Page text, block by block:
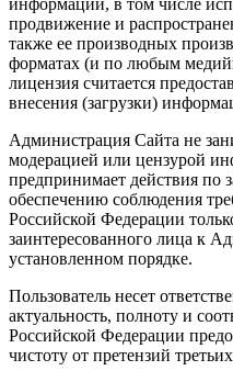
информации, в том числе
продвижение и
также ее производных
форматах (и по любым
лицензия считается
внесения (загрузки)
Администрация Сайта не
модерацией или цензурой
предпринимает действия по
обеспечению соблюдения
Российской Федерации
заинтересованного лица к
установленном порядке.
Пользователь несет
актуальность, полноту и
Российской Федерации
чистоту от претензий